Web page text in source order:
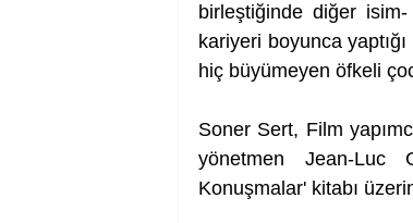
birleştiğinde diğer isim-
kariyeri boyunca
hiç büyümeyen öfkeli
Soner Sert, Film
yönetmen Jean-Luc
Konuşmalar' kitabı